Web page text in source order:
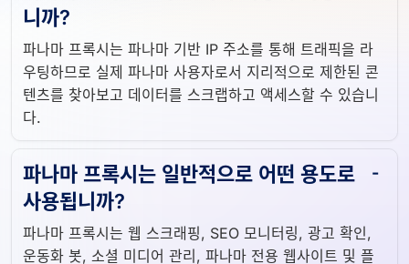
니까?
파나마 프록시는 파나마 기반 IP 주소를 통해 트래픽을 라
우팅하므로 실제 파나마 사용자로서 지리적으로 제한된 콘
텐츠를 찾아보고 데이터를 스크랩하고 액세스할 수 있습니
다.
파나마 프록시는 일반적으로 어떤 용도로
사용됩니까?
파나마 프록시는 웹 스크래핑, SEO 모니터링, 광고 확인,
운동화 봇, 소셜 미디어 관리, 파나마 전용 웹사이트 및 플